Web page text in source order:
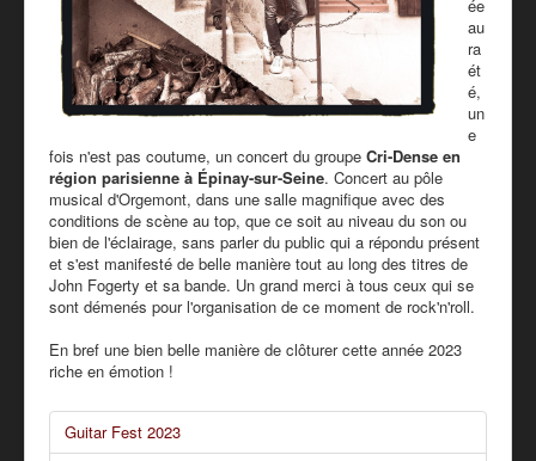
ée
au
ra
ét
é,
un
e
fois n'est pas coutume, un concert du groupe Cri-Dense en
région parisienne à Épinay-sur-Seine. Concert au pôle
musical d'Orgemont, dans une salle magnifique avec des
conditions de scène au top, que ce soit au niveau du son ou
bien de l'éclairage, sans parler du public qui a répondu présent
et s'est manifesté de belle manière tout au long des titres de
John Fogerty et sa bande. Un grand merci à tous ceux qui se
sont démenés pour l'organisation de ce moment de rock'n'roll.
En bref une bien belle manière de clôturer cette année 2023
riche en émotion !
Guitar Fest 2023